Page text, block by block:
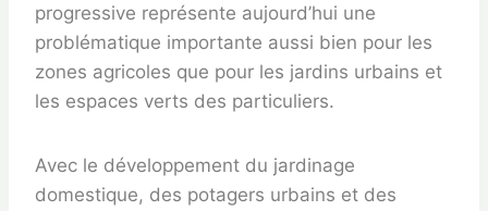
progressive représente aujourd’hui une
problématique importante aussi bien pour les
zones agricoles que pour les jardins urbains et
les espaces verts des particuliers.
Avec le développement du jardinage
domestique, des potagers urbains et des